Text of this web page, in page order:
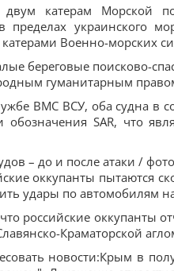
катерам Морской
украинского
Военно-морских
береговые поисково-
гуманитарным
ВМС ВСУ, оба судна в
обозначения SAR, что
– до и после атаки /
оккупанты пытаются
удары по автомобилям
российские оккупанты
Краматорской
новости:Крым в